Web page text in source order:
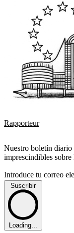
Rapporteur
Nuestro boletín
imprescindibles sobre
Introduce tu correo
Suscribir
Loading...